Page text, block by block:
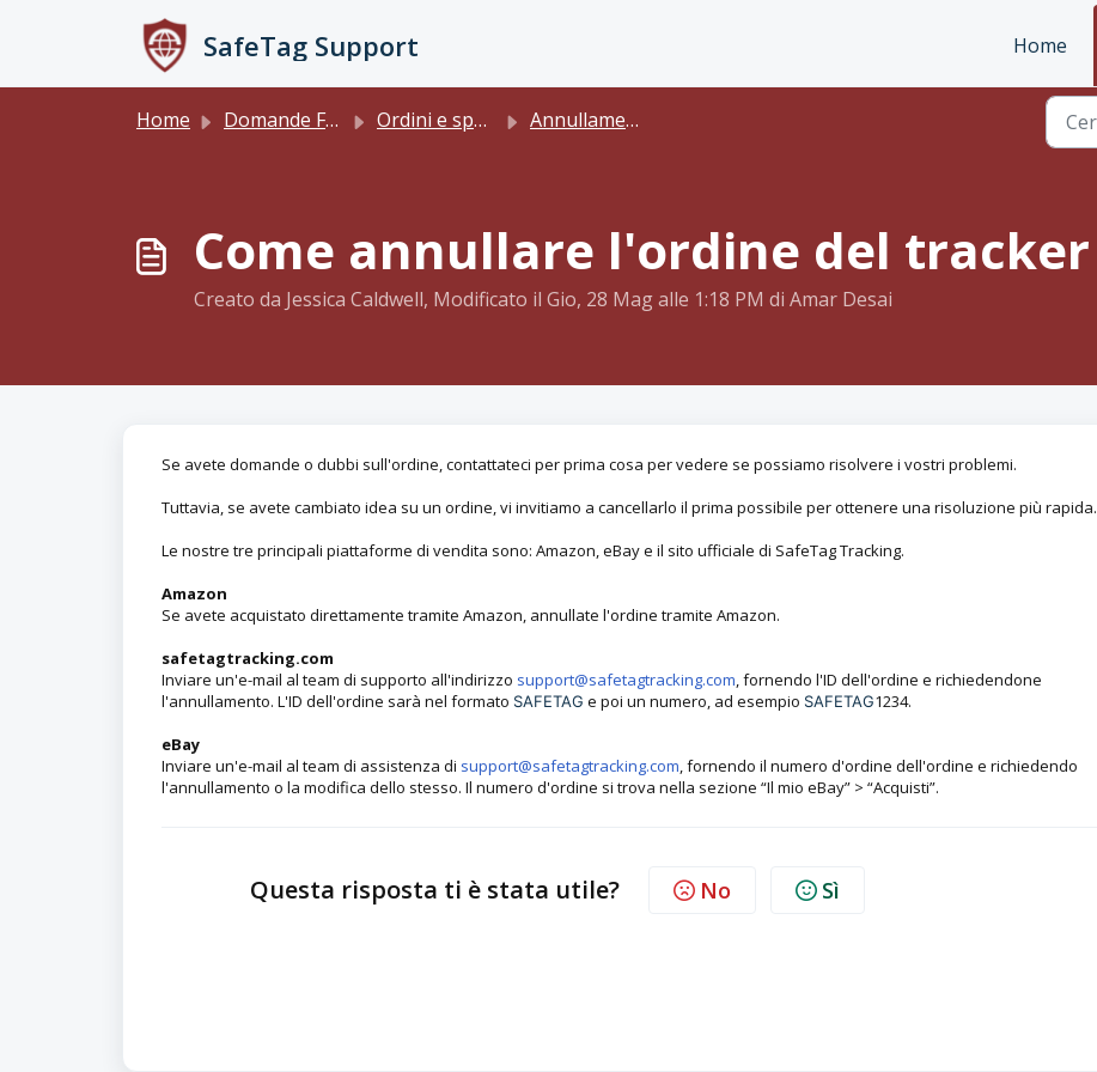
SafeTag Support Home
Home Domande Frequenti (FAQ) Ordini e spedizione Annullamento/modifica di un ordine
Come annullare l'ordine del tracker
Creato da Jessica Caldwell, Modificato il Gio, 28 Mag alle 1:18 PM di Amar Desai
Se avete domande o dubbi sull'ordine, contattateci per prima cosa per vedere se possiamo risolvere i vostri problemi.
Tuttavia, se avete cambiato idea su un ordine, vi invitiamo a cancellarlo il prima possibile per ottenere una risoluzione più rapida.
Le nostre tre principali piattaforme di vendita sono: Amazon, eBay e il sito ufficiale di SafeTag Tracking.
Amazon
Se avete acquistato direttamente tramite Amazon, annullate l'ordine tramite Amazon.
safetagtracking.com
Inviare un'e-mail al team di supporto all'indirizzo support@safetagtracking.com, fornendo l'ID dell'ordine e richiedendone
l'annullamento. L'ID dell'ordine sarà nel formato SAFETAG e poi un numero, ad esempio SAFETAG1234.
eBay
Inviare un'e-mail al team di assistenza di support@safetagtracking.com, fornendo il numero d'ordine dell'ordine e richiedendo
l'annullamento o la modifica dello stesso. Il numero d'ordine si trova nella sezione “Il mio eBay” > “Acquisti”.
Questa risposta ti è stata utile? No Sì